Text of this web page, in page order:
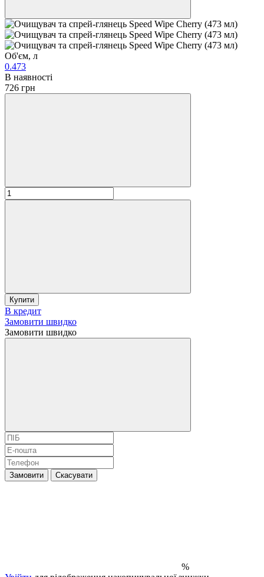
Об'єм, л
0.473
В наявності
726 грн
Купити
В кредит
Замовити швидко
Замовити швидко
Замовити Скасувати
%